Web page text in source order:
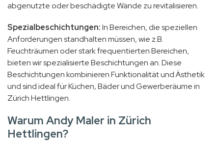
abgenutzte oder beschädigte Wände zu revitalisieren.
Spezialbeschichtungen:In Bereichen, die speziellen
Anforderungen standhalten müssen, wie z.B.
Feuchträumen oder stark frequentierten Bereichen,
bieten wir spezialisierte Beschichtungen an. Diese
Beschichtungen kombinieren Funktionalität und Ästhetik
und sind ideal für Küchen, Bäder und Gewerberäume in
Zürich Hettlingen.
Warum Andy Maler in Zürich
Hettlingen?